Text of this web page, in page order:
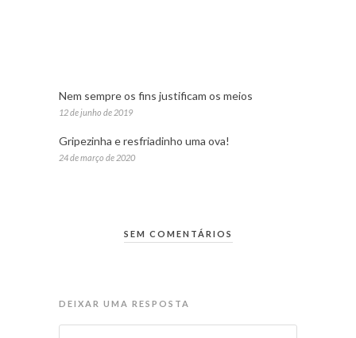
Nem sempre os fins justificam os meios
12 de junho de 2019
Gripezinha e resfriadinho uma ova!
24 de março de 2020
SEM COMENTÁRIOS
DEIXAR UMA RESPOSTA